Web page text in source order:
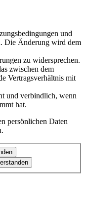
und
Die Änderung wird dem
zu widersprechen.
zwischen dem
Vertragsverhältnis mit
und verbindlich, wenn
hat.
persönlichen Daten